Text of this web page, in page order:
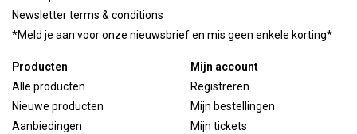
Newsletter terms & conditions
*Meld je aan voor onze nieuwsbrief en mis geen enkele korting*
Producten
Alle producten
Nieuwe producten
Aanbiedingen
Mijn account
Registreren
Mijn bestellingen
Mijn tickets